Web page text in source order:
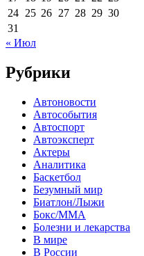
24 25 26 27 28 29 30
31
« Июл
Рубрики
Автоновости
Автособытия
Автоспорт
Автоэксперт
Актеры
Аналитика
Баскетбол
Безумный мир
Биатлон/Лыжи
Бокс/MMA
Болезни и лекарства
В мире
В России